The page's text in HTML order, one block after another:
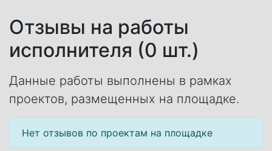
Отзывы на работы
исполнителя (0 шт.)
Данные работы выполнены в рамках
проектов, размещенных на площадке.
Нет отзывов по проектам на площадке